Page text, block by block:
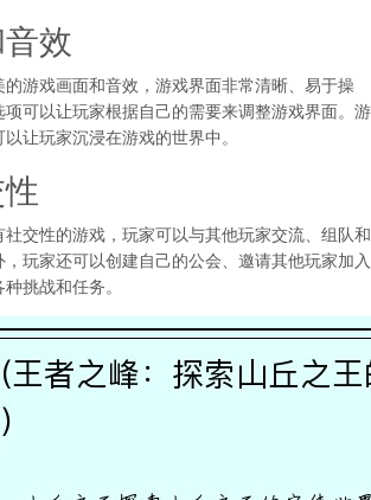
效
游戏画面和音效，游戏界面非常清晰、易于操
可以让玩家根据自己的需要来调整游戏界面。游
让玩家沉浸在游戏的世界中。
交性的游戏，玩家可以与其他玩家交流、组队和
玩家还可以创建自己的公会、邀请其他玩家加入
挑战和任务。